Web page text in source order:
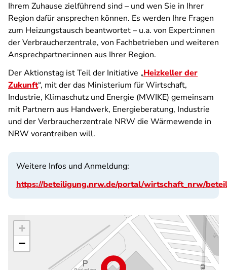
Ihrem Zuhause zielführend sind – und wen Sie in Ihrer
Region dafür ansprechen können. Es werden Ihre Fragen
zum Heizungstausch beantwortet – u.a. von Expert:innen
der Verbraucherzentrale, von Fachbetrieben und weiteren
Ansprechpartner:innen aus Ihrer Region.
Der Aktionstag ist Teil der Initiative „Heizkeller der
Zukunft“, mit der das Ministerium für Wirtschaft,
Industrie, Klimaschutz und Energie (MWIKE) gemeinsam
mit Partnern aus Handwerk, Energieberatung, Industrie
und der Verbraucherzentrale NRW die Wärmewende in
NRW vorantreiben will.
Weitere Infos und Anmeldung:
https://beteiligung.nrw.de/portal/wirtschaft_nrw/
+
−